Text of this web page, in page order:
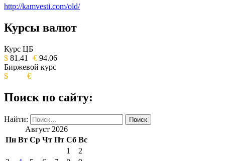
http://kamvesti.com/old/
ОБЩЕСТВЕННО-ПОЛИТИЧЕСКОЕ
ИЗДАНИЕ КАМЧАТСКОГО КРАЯ.
Курсы валют
Курс ЦБ
$ 81.41 € 94.06
Биржевой курс
$
€
Поиск по сайту:
Найти:
Август 2026
Пн Вт Ср Чт Пт Сб Вс
1
2